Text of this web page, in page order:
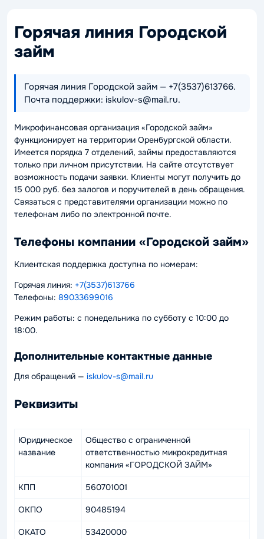
Горячая линия Городской
займ
Горячая линия Городской займ — +7(3537)613766.
Почта поддержки: iskulov-s@mail.ru.
Микрофинансовая организация «Городской займ»
функционирует на территории Оренбургской области.
Имеется порядка 7 отделений, займы предоставляются
только при личном присутствии. На сайте отсутствует
возможность подачи заявки. Клиенты могут получить до
15 000 руб. без залогов и поручителей в день обращения.
Связаться с представителями организации можно по
телефонам либо по электронной почте.
Телефоны компании «Городской займ»
Клиентская поддержка доступна по номерам:
Горячая линия: +7(3537)613766
Телефоны: 89033699016
Режим работы: с понедельника по субботу с 10:00 до
18:00.
Дополнительные контактные данные
Для обращений — iskulov-s@mail.ru
Реквизиты
Юридическое
название
Общество с ограниченной
ответственностью микрокредитная
компания «ГОРОДСКОЙ ЗАЙМ»
КПП 560701001
ОКПО 90485194
ОКАТО 53420000